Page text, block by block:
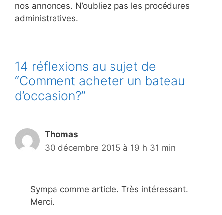
nos annonces. N’oubliez pas les procédures
administratives.
14 réflexions au sujet de
“Comment acheter un bateau
d’occasion?”
Thomas
30 décembre 2015 à 19 h 31 min
Sympa comme article. Très intéressant.
Merci.